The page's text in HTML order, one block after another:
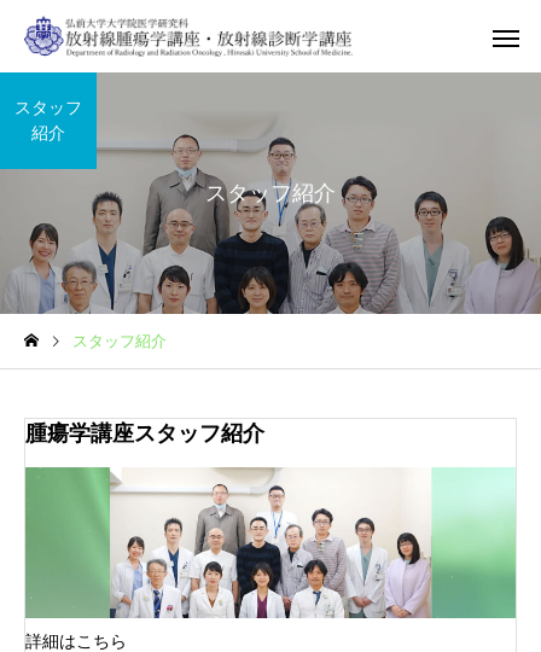
スタッフ紹介
スタッフ
紹介
スタッフ紹介
腫瘍学講座スタッフ紹介
詳細はこちら